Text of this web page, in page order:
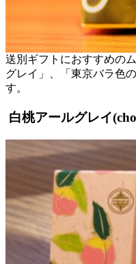
送別ギフトにおすすめの
グレイ」、「東京バラ色
す。
白桃アールグレイ